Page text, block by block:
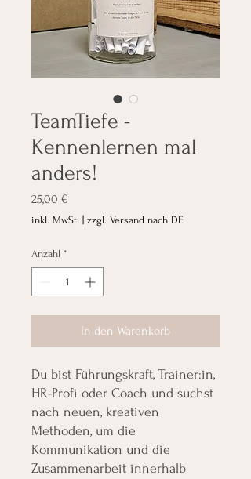
TeamTiefe -
Kennenlernen mal
anders!
25,00 €
inkl. MwSt. zzgl. Versand nach DE
Anzahl *
In den Warenkorb
Du bist Führungskraft, Trainer:in,
HR-Profi oder Coach und suchst
nach neuen, kreativen
Methoden, um die
Kommunikation und die
Zusammenarbeit innerhalb